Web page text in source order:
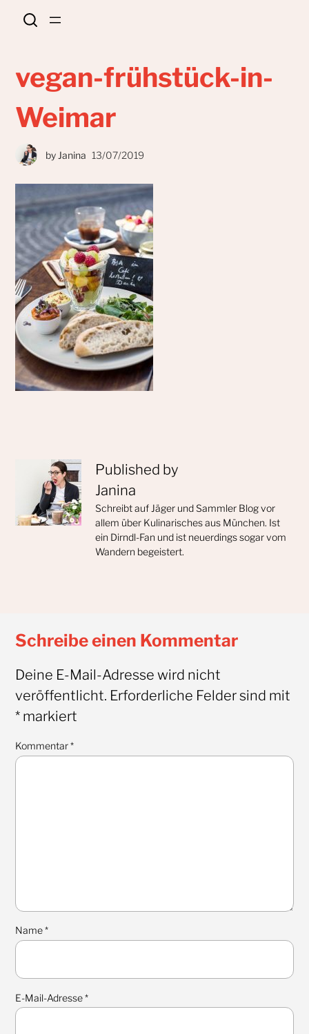
vegan-frühstück-in-
Weimar
by Janina 13/07/2019
Published by
Janina
Schreibt auf Jäger und Sammler Blog vor
allem über Kulinarisches aus München. Ist
ein Dirndl-Fan und ist neuerdings sogar vom
Wandern begeistert.
Schreibe einen Kommentar
Deine E-Mail-Adresse wird nicht
veröffentlicht. Erforderliche Felder sind mit
*markiert
Kommentar*
Name*
E-Mail-Adresse*